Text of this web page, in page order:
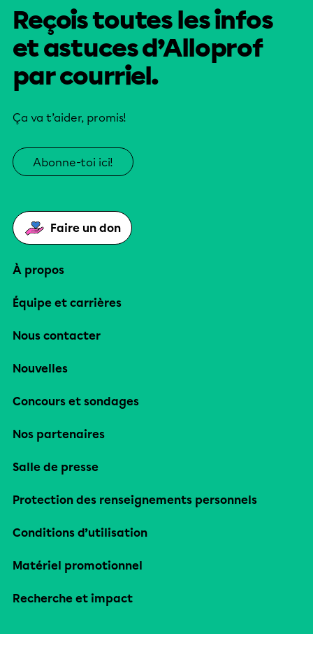
Reçois toutes les infos
et astuces d’Alloprof
par courriel.
Ça va t’aider, promis!
Abonne-toi ici!
Faire un don
À propos
Équipe et carrières
Nous contacter
Nouvelles
Concours et sondages
Nos partenaires
Salle de presse
Protection des renseignements personnels
Conditions d’utilisation
Matériel promotionnel
Recherche et impact